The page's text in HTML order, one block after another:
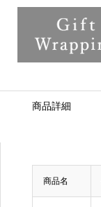
商品詳細
商品名